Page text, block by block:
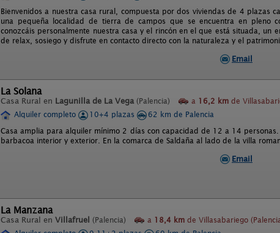
Bienvenidos a nuestra casa rural, compuesta por dos viviendas de 4 plazas
una pequeña localidad de tierra de campos que se encuentra en pleno
conozcáis personalmente nuestra casa y el rincón en el que está situada, un
de relax, sosiego y disfrute en contacto directo con la naturaleza y el
Email
La Solana
Casa Rural en Lagunilla de La Vega (Palencia) a 16,2 km de
Alquiler completo
10+4 plazas
62 km de Palencia
Casa amplia para alquiler mínimo 2 días con capacidad de 12 a 14
barbacoa interior y exterior. En la comarca de Saldaña al lado de la villa
Email
La Manzana
Casa Rural en Villafruel (Palencia) a 18,4 km de Villasabariego